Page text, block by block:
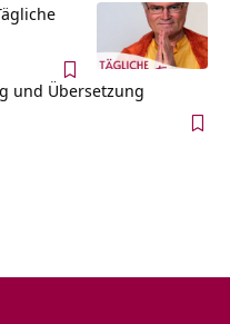
und Übersetzung